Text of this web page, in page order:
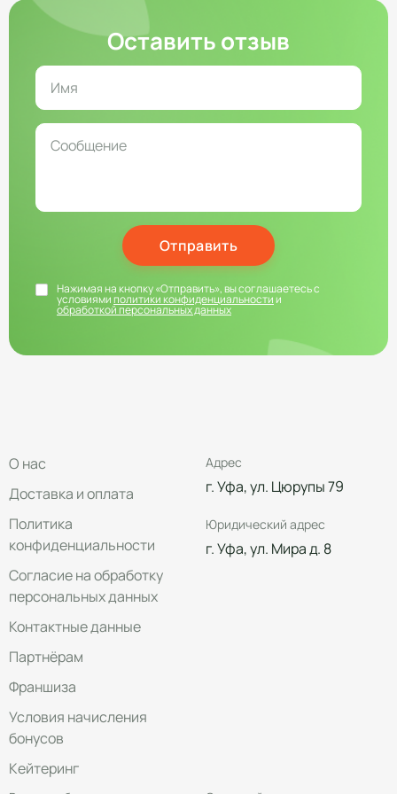
Оставить отзыв
Отправить
Нажимая на кнопку «Отправить», вы соглашаетесь с
условиямиполитики конфиденциальностии
обработкой персональных данных
О нас
Доставка и оплата
Политика
конфиденциальности
Согласие на обработку
персональных данных
Контактные данные
Партнёрам
Франшиза
Условия начисления
бонусов
Кейтеринг
Адрес
г. Уфа, ул. Цюрупы 79
Юридический адрес
г. Уфа, ул. Мира д. 8